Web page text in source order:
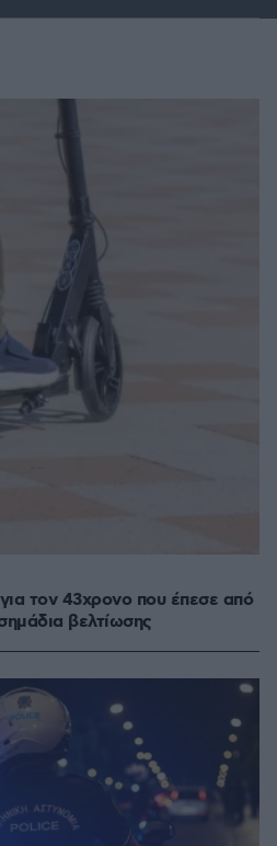
τον 43χρονο που έπεσε από
βελτίωσης